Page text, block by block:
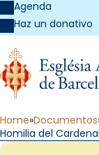
Agenda
Haz un donativo
Home Documentos
Homilia del